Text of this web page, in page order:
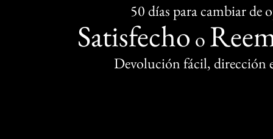
50 días para cambiar de
Satisfecho o
Devolución fácil, dirección